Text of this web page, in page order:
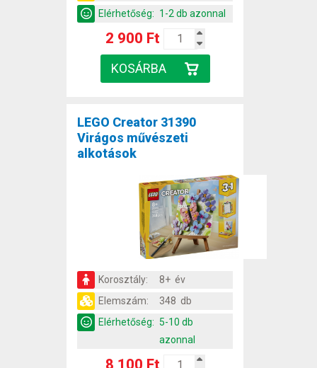
Elérhetőség: 1-2 db azonnal
2 900 Ft
LEGO Creator 31390
Virágos művészeti
alkotások
Korosztály:
8+ év
Elemszám:
348 db
Elérhetőség: 5-10 db
azonnal
8 100 Ft